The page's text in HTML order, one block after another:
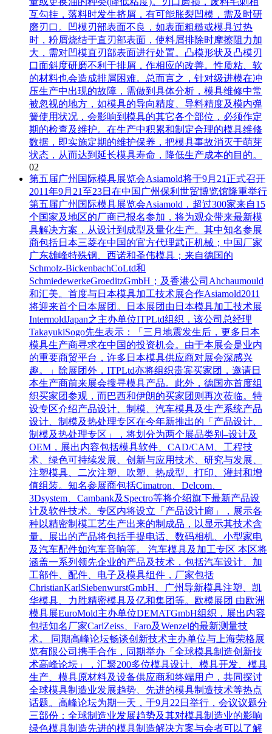
互勾挂，落料时发生挤屑，有可能胀裂凹模，需及时研
磨刃口。凹模刃部表面不良，如表面粗糙或模具过热
时，粉屑烧结于直刃部表面，使料屑排除时摩擦阻力加
大，需对凹模直刃部表面进行处置。凸模形状及凸模刃
口面斜度研磨不利于排屑，作相应的改善。性质粘、软
的材料也会造成排屑困难。总而言之，针对级进模在冲
压生产中出现的故障，需做到具体分析，模具维修中常
被忽视的地方，如模具的导向精度、导料精度及模内弹
簧使用状况，会影响到模具的其它各个部位，必须作定
期的检查及维护。在生产中积累和制定合理的模具维修
数据，即实施定期的维护保养，把模具事故消灭于萌芽
状态，从而达到延长模具寿命，降低生产成本的目的。
02
第五届广州国际模具展览会Asiamold将于9月21正式召开
2011年9月21至23日在中国广州保利世贸博览馆隆重举行
第五届广州国际模具展览会Asiamold，超过300家来自15
个国家及地区的厂商已报名参加，将为观众带来最新模
具解决方案，从设计到成型及量化生产。其中知名参展
商包括日本三菱在中国的官方代理武正机械；中国厂家
广东雄峰特殊钢、西诺和圣伟模具；来自德国的
Schmolz-BickenbachCoLtd和
SchmiedewerkeGroeditzGmbH；及香港公司Ahchaumould
和汇美。首度与日本模具加工技术展合作Asiamold2011
将迎来首个日本展团。日本展团由日本模具加工技术展
IntermoldJapan之主办单位ITPLtd组织，该公司总经理
TakayukiSogo先生表示：「三月地震发生后，更多日本
模具生产商寻求在中国的投资机会。由于本展会是业内
的重要商贸平台，许多日本模具供应商对展会深感兴
趣。」除展团外，ITPLtd亦将组织贵宾买家团，邀请日
本生产商前来展会搜寻模具产品。此外，德国亦首度组
织买家团参观，而巴西和伊朗的买家团则再次莅临。特
设专区介绍产品设计、制模、汽车模具及生产系统产品
设计、制模及热处理专区在今年新推出的「产品设计、
制模及热处理专区」，将划分为两个展品类别–设计及
OEM，展出内容包括模具软件、CAD/CAM、工程技
术、绿色可持续发展、创新与应用技术、研究与发展、
注塑模具、二次注塑、吹塑、热成型、打印、灌封和增
值组装。知名参展商包括Cimatron、Delcom、
3Dsystem、Cambank及Spectro等将介绍旗下最新产品设
计及软件技术。专区内将设立「产品设计廊」，展示各
种以精密制模工艺生产出来的制成品，以显示其技术含
量。展出的产品将包括手提电话、数码相机、小型家电
及汽车配件如汽车音响等。 汽车模具及加工专区 本区将
涵盖一系列领先企业的产品及技术，包括汽车设计、加
工部件、配件、电子及模具组件，厂家包括
ChristianKarlSiebenwurstGmbH、广州导新模具注塑、凯
华模具、力胜精密模具及亿和集团等。欧模展团 由欧洲
模具展EuroMold主办单位DEMATGmbH组织，展出内容
包括知名厂家CarlZeiss、Faro及Wenzel的最新测量技
术。 同期高峰论坛畅谈创新技术主办单位与上海荣格展
览有限公司携手合作，同期举办「全球模具制造创新技
术高峰论坛」，汇聚200多位模具设计、模具开发、模具
生产、模具原材料及设备供应商和终端用户，共同探讨
全球模具制造业发展趋势、先进的模具制造技术等热点
话题。高峰论坛为期一天，于9月22日举行，会议议题分
三部份：全球制造业发展趋势及其对模具制造业的影响
绿色模具制造先进的模具制造解决方案与会者可以了解